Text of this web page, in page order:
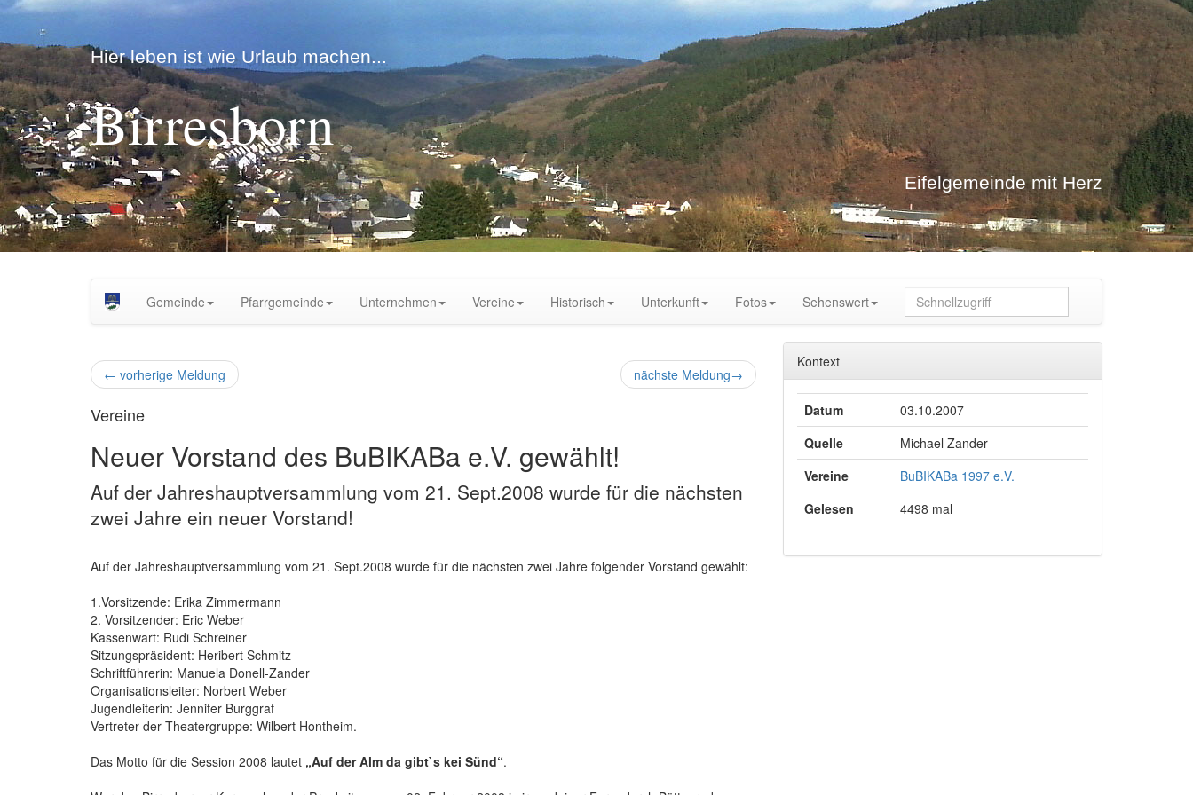
Hier leben ist wie Urlaub machen...
Birresborn
Eifelgemeinde mit Herz
Gemeinde Pfarrgemeinde Unternehmen Vereine Historisch Unterkunft Fotos Sehenswert
← vorherige Meldung nächste Meldung→
Vereine
Neuer Vorstand des BuBIKABa e.V. gewählt!
Auf der Jahreshauptversammlung vom 21. Sept.2008 wurde für die nächsten
zwei Jahre ein neuer Vorstand!
Auf der Jahreshauptversammlung vom 21. Sept.2008 wurde für die nächsten zwei Jahre folgender Vorstand gewählt:
1.Vorsitzende: Erika Zimmermann
2. Vorsitzender: Eric Weber
Kassenwart: Rudi Schreiner
Sitzungspräsident: Heribert Schmitz
Schriftführerin: Manuela Donell-Zander
Organisationsleiter: Norbert Weber
Jugendleiterin: Jennifer Burggraf
Vertreter der Theatergruppe: Wilbert Hontheim.
Das Motto für die Session 2008 lautet „Auf der Alm da gibt`s kei Sünd“.
Kontext
Datum
03.10.2007
Quelle
Michael Zander
Vereine
BuBIKABa 1997 e.V.
Gelesen
4498 mal